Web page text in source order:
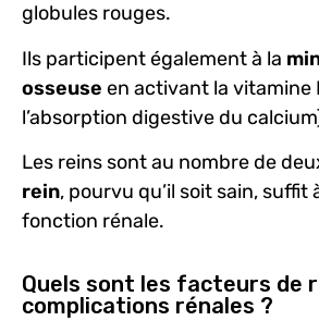
globules rouges.
Ils participent également à la
osseuse en activant la vitamine
l’absorption digestive du
Les reins sont au nombre de
rein, pourvu qu’il soit sain, suffit
fonction rénale.
Quels sont les facteurs de
complications rénales ?